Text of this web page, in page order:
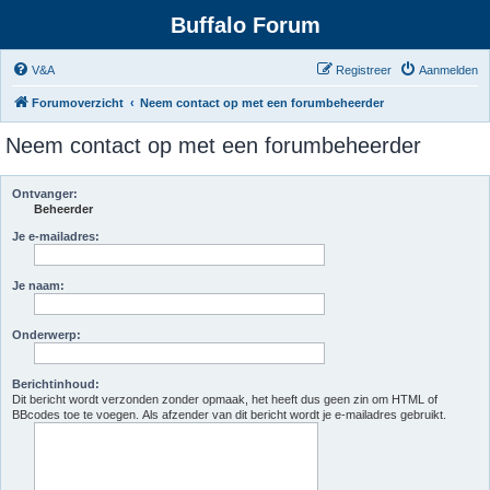
Buffalo Forum
V&A Aanmelden
Registreer
Forumoverzicht Neem contact op met een forumbeheerder
Neem contact op met een forumbeheerder
Ontvanger:
Beheerder
Je e-mailadres:
Je naam:
Onderwerp:
Berichtinhoud:
Dit bericht wordt verzonden zonder opmaak, het heeft dus geen zin om HTML of
BBcodes toe te voegen. Als afzender van dit bericht wordt je e-mailadres gebruikt.